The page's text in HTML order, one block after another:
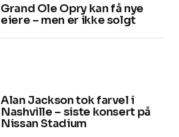
Grand Ole Opry kan få nye
eiere – men er ikke solgt
Alan Jackson tok farvel i
Nashville – siste konsert på
Nissan Stadium